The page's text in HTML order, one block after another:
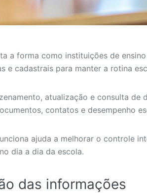
a forma como instituições de
e cadastrais para manter a rotina
atualização e consulta de
contatos e desempenho
ajuda a melhorar o controle
dia a dia da escola.
das informações